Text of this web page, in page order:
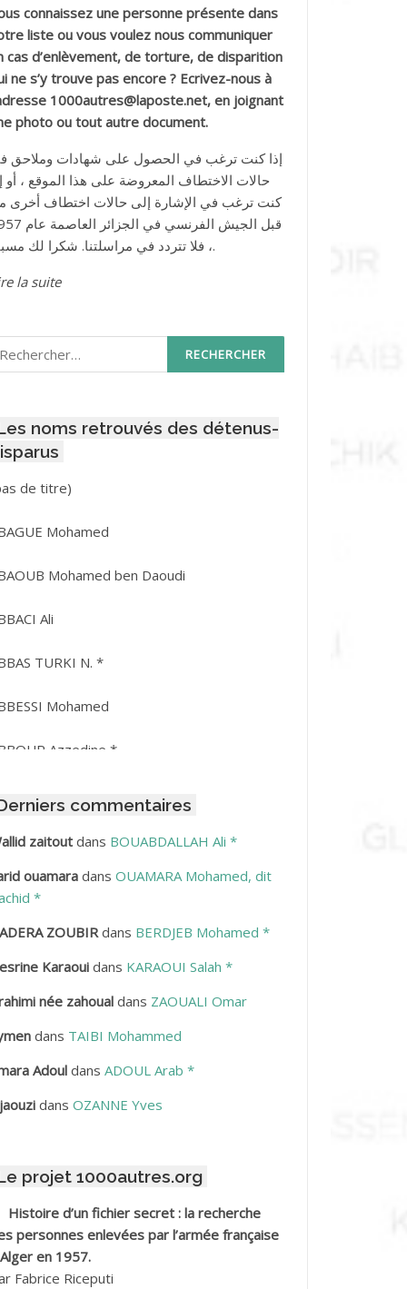
connaissez une personne présente dans
liste ou vous voulez nous communiquer
cas d’enlèvement, de torture, de disparition
ne s’y trouve pas encore ? Ecrivez-nous à
1000autres@laposte.net, en joignant
photo ou tout autre document.
إذا كنت ترغب في الحصول على شهادات وملاحق
حالات الاختطاف المعروضة على هذا الموقع ، أو
كنت ترغب في الإشارة إلى حالات اختطاف أخرى
قبل الجيش الفرنسي في
، فلا تتردد في مراسلتنا. شكرا لك مسبقا.
la suite
:
noms retrouvés des détenus-
de titre)Post
3416
Mohamed
Mohamed ben Daoudi
Ali
TURKI N. *
Mohamed
Azzedine *
Amar
Hamid
Mohamed
Lakhdar
Haciba
Mohamed Hamoud*
Mohamed *
Ahmed
Mohamed ben Kaddour
Kouider
commentaires
zaitoutdans BOUABDALLAH Ali *
ouamaradans OUAMARA Mohamed, dit
*
ZOUBIRdans BERDJEB Mohamed *
Karaouidans KARAOUI Salah *
née zahoualdans ZAOUALI Omar
dans TAIBI Mohammed
Adouldans ADOUL Arab *
dans OZANNE Yves
projet 1000autres.org
Histoire d’un fichier secret : la recherche
personnes enlevées par l’armée française
en 1957.
Fabrice Riceputi